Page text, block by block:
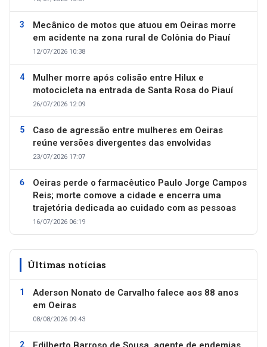
Mecânico de motos que atuou em Oeiras morre
em acidente na zona rural de Colônia do Piauí
12/07/2026 10:38
Mulher morre após colisão entre Hilux e
motocicleta na entrada de Santa Rosa do Piauí
26/07/2026 12:09
Caso de agressão entre mulheres em Oeiras
reúne versões divergentes das envolvidas
23/07/2026 17:07
Oeiras perde o farmacêutico Paulo Jorge Campos
Reis; morte comove a cidade e encerra uma
trajetória dedicada ao cuidado com as pessoas
16/07/2026 06:19
Últimas notícias
Aderson Nonato de Carvalho falece aos 88 anos
em Oeiras
08/08/2026 09:43